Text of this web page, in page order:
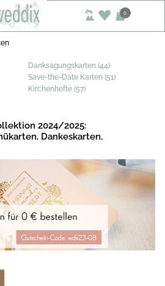
0
Danksagungskarten (44)
Save-the-Date Karten (51)
Kirchenhefte (57)
2024/2025:
Dankeskarten,